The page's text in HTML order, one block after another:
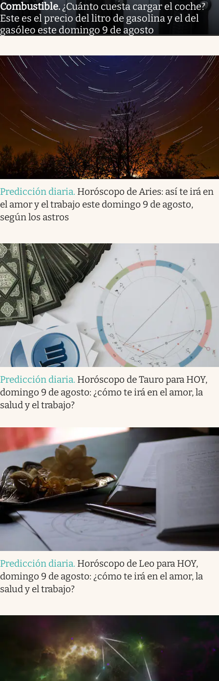
Combustible. ¿Cuánto cuesta cargar el coche?
Este es el precio del litro de gasolina y el del
gasóleo este domingo 9 de agosto
Predicción diaria. Horóscopo de Aries: así te irá en
el amor y el trabajo este domingo 9 de agosto,
según los astros
Predicción diaria. Horóscopo de Tauro para HOY,
domingo 9 de agosto: ¿cómo te irá en el amor, la
salud y el trabajo?
Predicción diaria. Horóscopo de Leo para HOY,
domingo 9 de agosto: ¿cómo te irá en el amor, la
salud y el trabajo?